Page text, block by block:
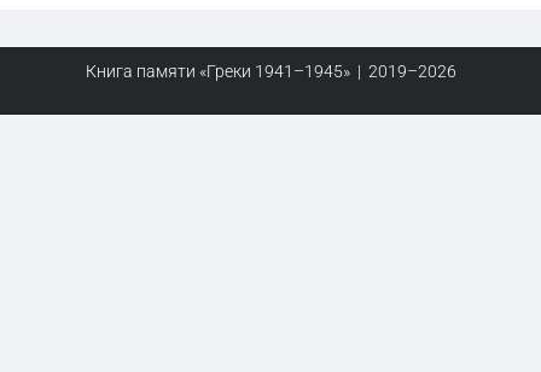
Книга памяти «Греки 1941–1945» | 2019–2026